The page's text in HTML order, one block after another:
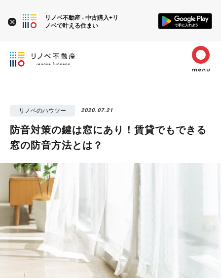
リノベのハウツー 2020.07.21
防音対策の鍵は窓にあり！賃貸でもできる
窓の防音方法とは？
リノベ不動産 - 中古購入+リ
ノベで叶える住まい